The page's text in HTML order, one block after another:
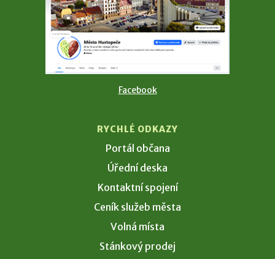
Facebook
RYCHLÉ ODKAZY
Portál občana
Úřední deska
Kontaktní spojení
Ceník služeb města
Volná místa
Stánkový prodej